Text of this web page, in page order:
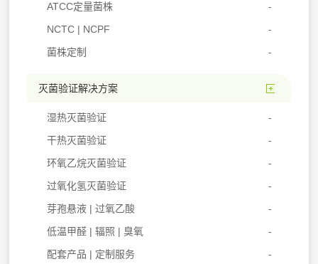
ATCC定量菌株
NCTC | NCPF
菌株定制
灭菌验证解决方案
湿热灭菌验证
干热灭菌验证
环氧乙烷灭菌验证
过氧化氢灭菌验证
芽孢悬液 | 过氧乙酸
低温甲醛 | 辐照 | 臭氧
配套产品 | 定制服务